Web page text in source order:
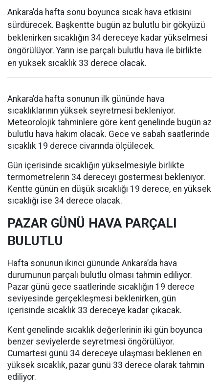
Ankara’da hafta sonu boyunca sıcak hava etkisini
sürdürecek. Başkentte bugün az bulutlu bir gökyüzü
beklenirken sıcaklığın 34 dereceye kadar yükselmesi
öngörülüyor. Yarın ise parçalı bulutlu hava ile birlikte
en yüksek sıcaklık 33 derece olacak.
Ankara’da hafta sonunun ilk gününde hava
sıcaklıklarının yüksek seyretmesi bekleniyor.
Meteorolojik tahminlere göre kent genelinde bugün az
bulutlu hava hakim olacak. Gece ve sabah saatlerinde
sıcaklık 19 derece civarında ölçülecek.
Gün içerisinde sıcaklığın yükselmesiyle birlikte
termometrelerin 34 dereceyi göstermesi bekleniyor.
Kentte günün en düşük sıcaklığı 19 derece, en yüksek
sıcaklığı ise 34 derece olacak.
PAZAR GÜNÜ HAVA PARÇALI
BULUTLU
Hafta sonunun ikinci gününde Ankara’da hava
durumunun parçalı bulutlu olması tahmin ediliyor.
Pazar günü gece saatlerinde sıcaklığın 19 derece
seviyesinde gerçekleşmesi beklenirken, gün
içerisinde sıcaklık 33 dereceye kadar çıkacak.
Kent genelinde sıcaklık değerlerinin iki gün boyunca
benzer seviyelerde seyretmesi öngörülüyor.
Cumartesi günü 34 dereceye ulaşması beklenen en
yüksek sıcaklık, pazar günü 33 derece olarak tahmin
ediliyor.